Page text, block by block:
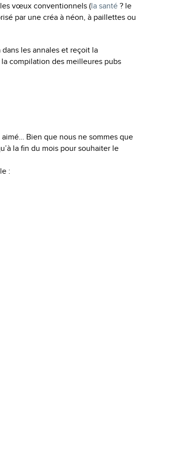
vœux conventionnels (la santé ? le
par une créa à néon, à paillettes ou
les annales et reçoit la
compilation des meilleures pubs
Bien que nous ne sommes que
la fin du mois pour souhaiter le
: